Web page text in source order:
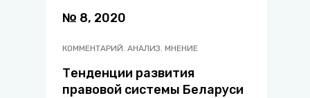
№ 8, 2020
КОММЕНТАРИЙ. АНАЛИЗ. МНЕНИЕ
Тенденции развития
правовой системы Беларуси